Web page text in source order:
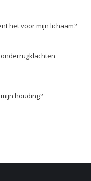
het voor mijn lichaam?
houding?